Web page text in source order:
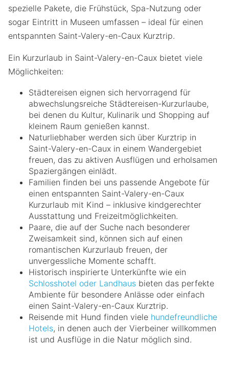
spezielle Pakete, die Frühstück, Spa-Nutzung oder
sogar Eintritt in Museen umfassen – ideal für einen
entspannten Saint-Valery-en-Caux Kurztrip.
Ein Kurzurlaub in Saint-Valery-en-Caux bietet viele
Möglichkeiten:
Städtereisen eignen sich hervorragend für
abwechslungsreiche Städtereisen-Kurzurlaube,
bei denen du Kultur, Kulinarik und Shopping auf
kleinem Raum genießen kannst.
Naturliebhaber werden sich über Kurztrip in
Saint-Valery-en-Caux in einem Wandergebiet
freuen, das zu aktiven Ausflügen und erholsamen
Spaziergängen einlädt.
Familien finden bei uns passende Angebote für
einen entspannten Saint-Valery-en-Caux
Kurzurlaub mit Kind – inklusive kindgerechter
Ausstattung und Freizeitmöglichkeiten.
Paare, die auf der Suche nach besonderer
Zweisamkeit sind, können sich auf einen
romantischen Kurzurlaub freuen, der
unvergessliche Momente schafft.
Historisch inspirierte Unterkünfte wie ein
Schlosshotel oder Landhaus bieten das perfekte
Ambiente für besondere Anlässe oder einfach
einen Saint-Valery-en-Caux Kurztrip.
Reisende mit Hund finden viele hundefreundliche
Hotels, in denen auch der Vierbeiner willkommen
ist und Ausflüge in die Natur möglich sind.